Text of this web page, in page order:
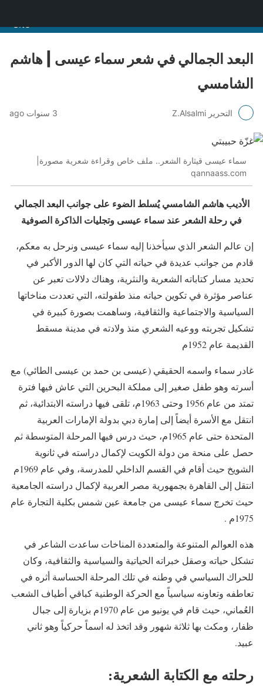
البعد الجمالي في شعر سماء عيسى | هاشم
الشامسي
التحرير Z.Alsalmi 3 سنوات ago
سماء عيسى قيثارة الشعر.. ملف خاص وقراءة شعرية مصورة|
qannaass.com
الأديب هاشم الشامسي يُسلط الضوء على جوانب البعد الجمالي
في رحلة الشعر عند سماء عيسى وتجليات الذاكرة الصوفية
إن عالم الشعر الذي سيأخذنا إليه سماء عيسى ونرحل به معكم،
قادم من جوانب عديدة في حياته التي كان لها الدور الأكبر في
تحديد مسار كتاباته الشعرية والنثرية، وهناك دلالات تعبر عن
عناصر مؤثرة في تكوين حياته منذ طفولته، التي تعددت مناخاتها
السياسية والاجتماعية والثقافية، وساهمت بصورة كبيرة في
تشكيل تجربته ووعيه الشعري منذ ولادته في مدينة مسقط
القديمة عام 1952م
غادر سماء واسمه الحقيقي (عيسى بن حمد بن عيسى الطائي) مع
أسرته وهو طفل صغير إلى مملكة البحرين التي عاش فيها فترة
تمتد من عام 1956 وحتى 1963م، تلقى فيها دراسته الابتدائية، ثم
انتقل مع الأسرة أيضاً إلى إمارة دبي بدولة الإمارات العربية
المتحدة حتى عام 1965م، حيث درس فيها المرحلة المتوسطة ثم
حصل على منحة من دولة الكويت لإكمال دراسته في ثانوية
الشويخ حيث أقام في القسم الداخلي للمدرسة، وفي عام 1969م
انتقل إلى القاهرة بجمهورية مصر العربية لإكمال دراسته الجامعية
حيث تخرج سماء عيسى من جامعة عين شمس بكلية التجارة عام
1975م .
هذه العوالم المتنوعة والمتعددة المناخات ساعدت الشاعر في
تشكل حياته وصقل خبراته الحياتية والسياسية والثقافية، وكان
للحراك السياسي في وطنه في تلك المرحلة الحساسة أثره في
تعاطفه وتعاونه سياسياً مع الحركة الوطنية كباقي أطياف الشعب
العُماني، حيث قام في يونيو من عام 1970م بزيارة إلى جبال
ظفار، ومكث بها ثلاثة شهور وقد اتخذ له اسماً حركياً وهو ثاني
عبيد.
رحلته مع الكتابة الشعرية: